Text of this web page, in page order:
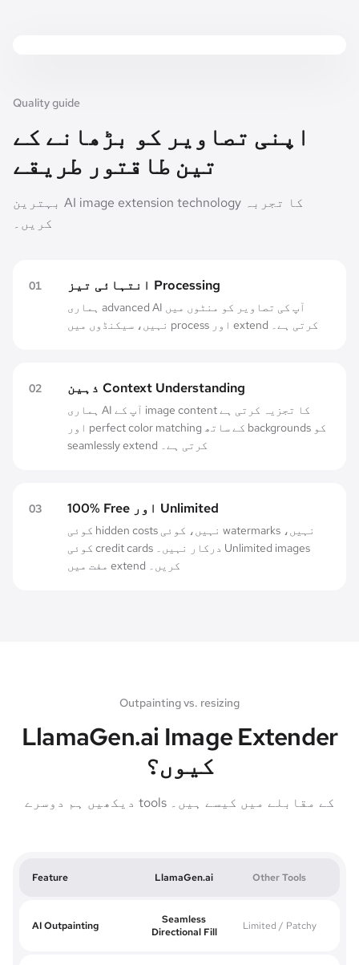
Quality guide
اپنی تصاویر کو بڑھانے کے
تین طاقتور طریقے
بہترین AI image extension technology کا تجربہ
کریں۔
01 انتہائی تیز Processing
ہماری advanced AI آپ کی تصاویر کو منٹوں میں
نہیں، سیکنڈوں میں process اور extend کرتی ہے۔
02 ذہین Context Understanding
ہماری AI آپ کے image content کا تجزیہ کرتی ہے
اور perfect color matching کے ساتھ backgrounds کو
seamlessly extend کرتی ہے۔
03 100% Free اور Unlimited
کوئی hidden costs نہیں، کوئی watermarks نہیں،
کوئی credit cards درکار نہیں۔ Unlimited images
مفت میں extend کریں۔
Outpainting vs. resizing
LlamaGen.ai Image Extender
کیوں؟
دیکھیں ہم دوسرے tools کے مقابلے میں کیسے ہیں۔
Feature LlamaGen.ai Other Tools
AI Outpainting
Seamless
Directional Fill
Limited / Patchy